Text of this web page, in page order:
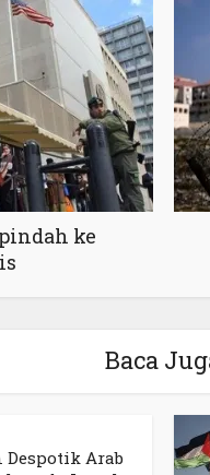
ke
Baca
Despotik Arab